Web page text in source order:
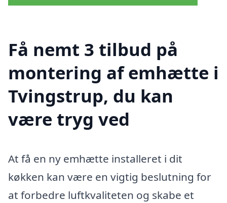
Få nemt 3 tilbud på
montering af emhætte i
Tvingstrup, du kan
være tryg ved
At få en ny emhætte installeret i dit
køkken kan være en vigtig beslutning for
at forbedre luftkvaliteten og skabe et